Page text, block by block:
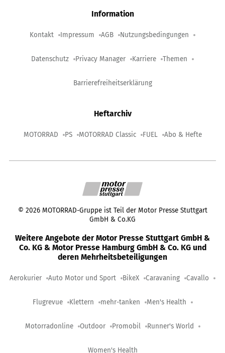
Information
Kontakt Impressum AGB Nutzungsbedingungen
Datenschutz Privacy Manager Karriere Themen
Barrierefreiheitserklärung
Heftarchiv
MOTORRAD PS MOTORRAD Classic FUEL Abo & Hefte
© 2026 MOTORRAD-Gruppe ist Teil der Motor Presse Stuttgart
GmbH & Co.KG
Weitere Angebote der Motor Presse Stuttgart GmbH &
Co. KG & Motor Presse Hamburg GmbH & Co. KG und
deren Mehrheitsbeteiligungen
Aerokurier Auto Motor und Sport BikeX Caravaning Cavallo
Flugrevue Klettern mehr-tanken Men's Health
Motorradonline Outdoor Promobil Runner's World
Women's Health